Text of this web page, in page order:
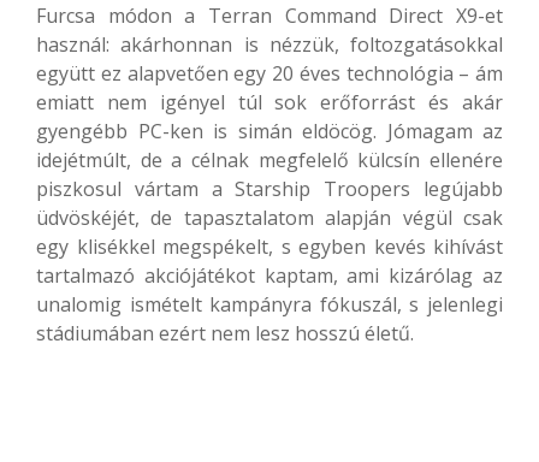
Furcsa módon a Terran Command Direct X9-et
használ: akárhonnan is nézzük, foltozgatásokkal
együtt ez alapvetően egy 20 éves technológia – ám
emiatt nem igényel túl sok erőforrást és akár
gyengébb PC-ken is simán eldöcög. Jómagam az
idejétmúlt, de a célnak megfelelő külcsín ellenére
piszkosul vártam a Starship Troopers legújabb
üdvöskéjét, de tapasztalatom alapján végül csak
egy klisékkel megspékelt, s egyben kevés kihívást
tartalmazó akciójátékot kaptam, ami kizárólag az
unalomig ismételt kampányra fókuszál, s jelenlegi
stádiumában ezért nem lesz hosszú életű.